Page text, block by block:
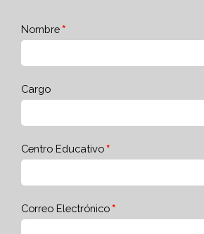
Nombre
Cargo
Centro Educativo
Correo Electrónico